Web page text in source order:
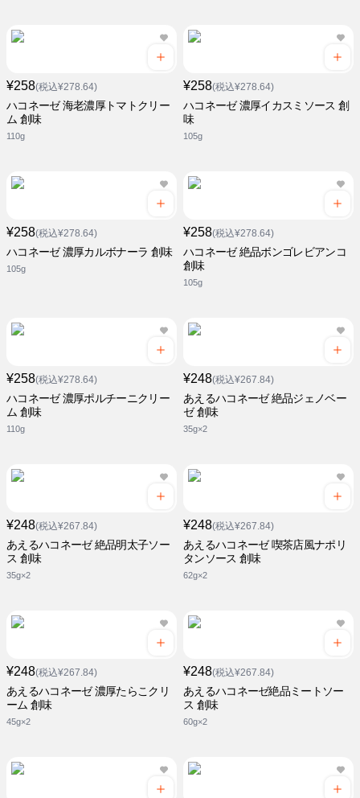
¥258(税込¥278.64)
ハコネーゼ 海老濃厚トマトクリー
ム 創味
110g
¥258(税込¥278.64)
ハコネーゼ 濃厚イカスミソース 創
味
105g
¥258(税込¥278.64)
ハコネーゼ 濃厚カルボナーラ 創味
105g
¥258(税込¥278.64)
ハコネーゼ 絶品ボンゴレビアンコ
創味
105g
¥258(税込¥278.64)
ハコネーゼ 濃厚ポルチーニクリー
ム 創味
110g
¥248(税込¥267.84)
あえるハコネーゼ 絶品ジェノベー
ゼ 創味
35g×2
¥248(税込¥267.84)
あえるハコネーゼ 絶品明太子ソー
ス 創味
35g×2
¥248(税込¥267.84)
あえるハコネーゼ 喫茶店風ナポリ
タンソース 創味
62g×2
¥248(税込¥267.84)
あえるハコネーゼ 濃厚たらこクリ
ーム 創味
45g×2
¥248(税込¥267.84)
あえるハコネーゼ絶品ミートソー
ス 創味
60g×2